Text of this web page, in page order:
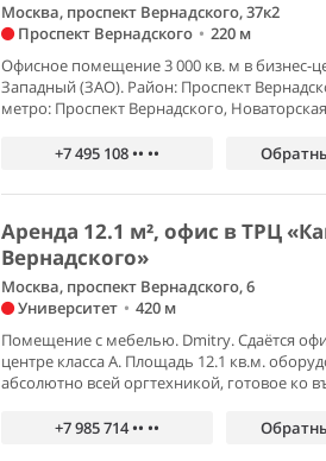
Москва, проспект Вернадского, 37к2
Проспект Вернадского • 220 м
Офисное помещение 3 000 кв. м в бизнес-
Западный (ЗАО). Район: Проспект
метро: Проспект Вернадского,
+7 495 108 •• ••
Аренда 12.1 м², офис в ТРЦ
Вернадского»
Москва, проспект Вернадского, 6
Университет • 420 м
Помещение с мебелью. Dmitry. Сдаётся
центре класса А. Площадь 12.1 кв.м.
абсолютно всей оргтехникой, готовое ко
+7 985 714 •• ••